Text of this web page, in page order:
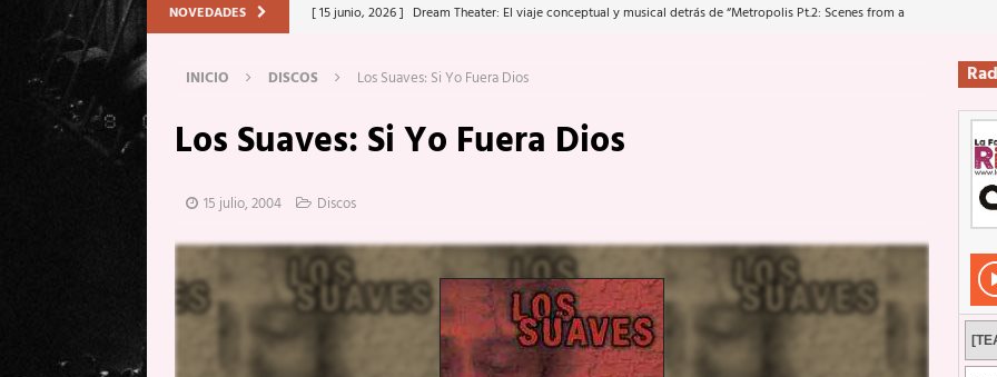
NOVEDADES [ 15 junio, 2026 ] Dream Theater: El viaje conceptual y musical detrás de “Metropolis Pt.2: Scenes from a
[ 11 junio, 2026 ] Vamos Con Todo: El rock urbano sigue en buenas manos
[ 1 junio, 2026 ] Ave Exsilyum, los que van a escucharte te saludan
[ 20 mayo, 2026 ]
[ 17 mayo, 2026 ] Fito & Fitipaldis: 2 de mayo de 2026 en Fuengirola
FOTOS
[ 17 mayo, 2026 ] Fito & Fitipaldis: Su ‘aullido’ retumbó ferozmente en Fuengirola.
REPORTAJES
[ 5 agosto, 2026 ] Florent Gorges: La historia de Nintendo Vol. 2 PUBLICACIONES
INICIO DISCOS Los Suaves: Si Yo Fuera Dios
Los Suaves: Si Yo Fuera Dios
15 julio, 2004 Discos